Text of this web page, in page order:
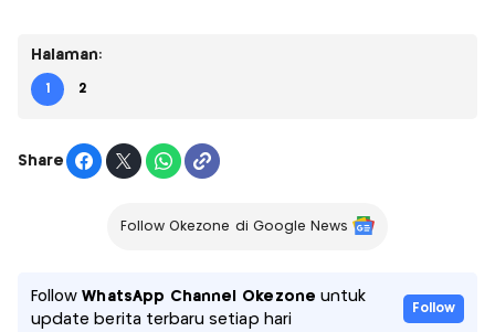
Halaman:
1 2
Share
Follow Okezone di Google News
FollowWhatsApp Channel Okezone untuk
update berita terbaru setiap hari
Follow